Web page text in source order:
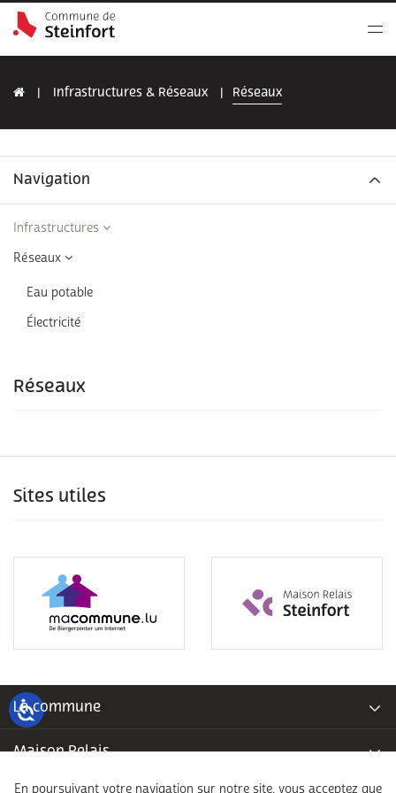
Infrastructures & Réseaux Réseaux
Navigation
Infrastructures
Réseaux
Eau potable
Électricité
Réseaux
Sites utiles
La commune
Maison Relais
En poursuivant votre navigation sur notre site, vous acceptez que